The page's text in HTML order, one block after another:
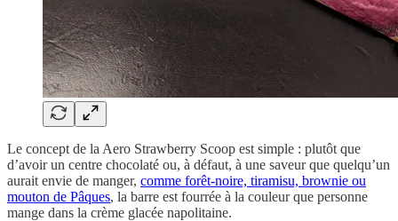
Le concept de la Aero Strawberry Scoop est simple : plutôt que
d’avoir un centre chocolaté ou, à défaut, à une saveur que quelqu’un
aurait envie de manger, comme forêt-noire, tiramisu, brownie ou
mouton de Pâques, la barre est fourrée à la couleur que personne
mange dans la crème glacée napolitaine.